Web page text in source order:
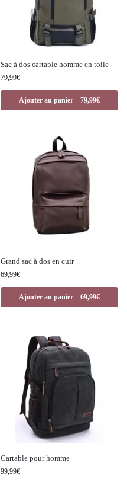
Sac à dos cartable homme en toile
79,99€
Ajouter au panier – 79,99€
Grand sac à dos en cuir
69,99€
Ajouter au panier – 69,99€
Cartable pour homme
99,99€